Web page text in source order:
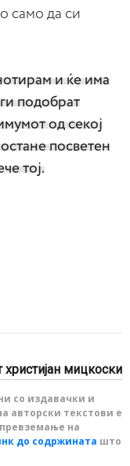
само да си
и ќе има
подобрат
од секој
посветен
тој.
мицкоски
со издавачки и
авторски текстови е
на
до содржината што